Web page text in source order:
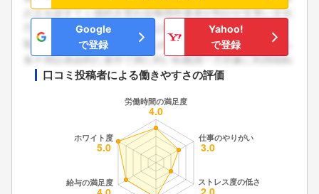
Google
で登録
Yahoo!
で登録
口コミ投稿者による働きやすさの評価